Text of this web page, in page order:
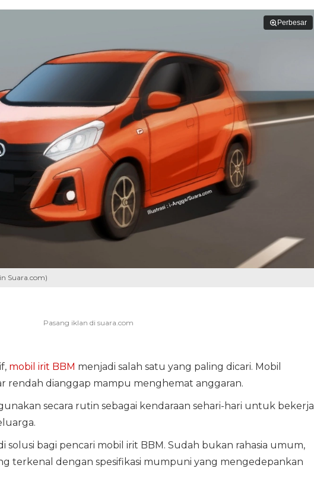
Perbesar
Suara.com)
mobil irit BBM menjadi salah satu yang paling dicari. Mobil
rendah dianggap mampu menghemat anggaran.
secara rutin sebagai kendaraan sehari-hari untuk bekerja
solusi bagi pencari mobil irit BBM. Sudah bukan rahasia umum,
terkenal dengan spesifikasi mumpuni yang mengedepankan